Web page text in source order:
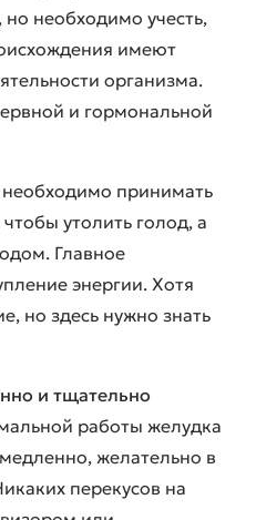
необходимо учесть,
имеют
организма.
и гормональной
необходимо принимать
утолить голод, а
Главное
энергии. Хотя
но здесь нужно знать
и тщательно
работы желудка
желательно в
перекусов на